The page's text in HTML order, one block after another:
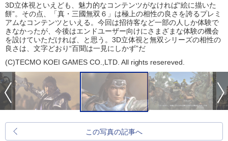
3D立体視といえども、魅力的なコンテンツがなければ“絵に描いた
餅”。その点、「真・三國無双６」は極上の相性の良さを誇るプレミ
アムなコンテンツといえる。今回は招待客など一部の人しか体験で
きなかったが、今後はエンドユーザー向けにさまざまな体験の機会
を設けていただければ、と思う。3D立体視と無双シリーズの相性の
良さは、文字どおり“百聞は一見にしかず”だ
(C)TECMO KOEI GAMES CO.,LTD. All rights resereved.
この写真の記事へ